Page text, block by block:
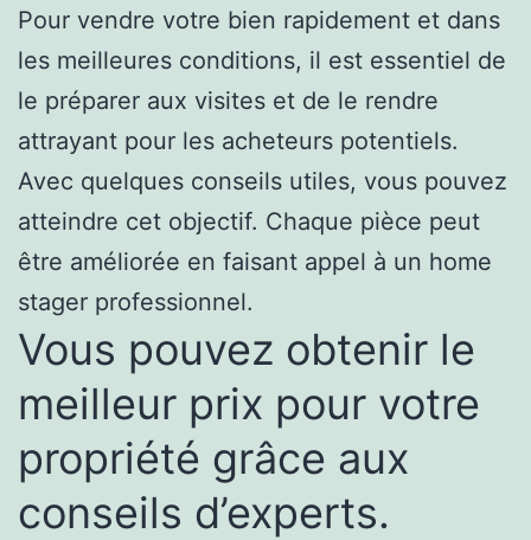
Pour vendre votre bien rapidement et dans
les meilleures conditions, il est essentiel de
le préparer aux visites et de le rendre
attrayant pour les acheteurs potentiels.
Avec quelques conseils utiles, vous pouvez
atteindre cet objectif. Chaque pièce peut
être améliorée en faisant appel à un home
stager professionnel.
Vous pouvez obtenir le
meilleur prix pour votre
propriété grâce aux
conseils d’experts.